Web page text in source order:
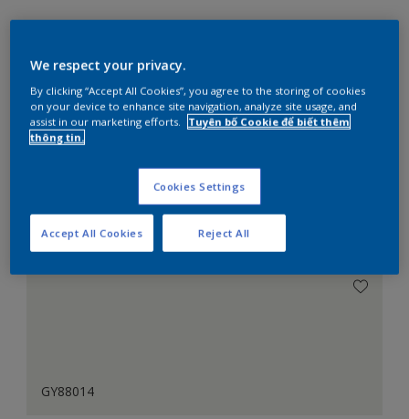
GY88014
We respect your privacy.
By clicking “Accept All Cookies”, you agree to the storing of cookies
on your device to enhance site navigation, analyze site usage, and
assist in our marketing efforts.
Tuyên bố Cookie để biết thêm
thông tin.
Cookies Settings
Reject All
Accept All Cookies